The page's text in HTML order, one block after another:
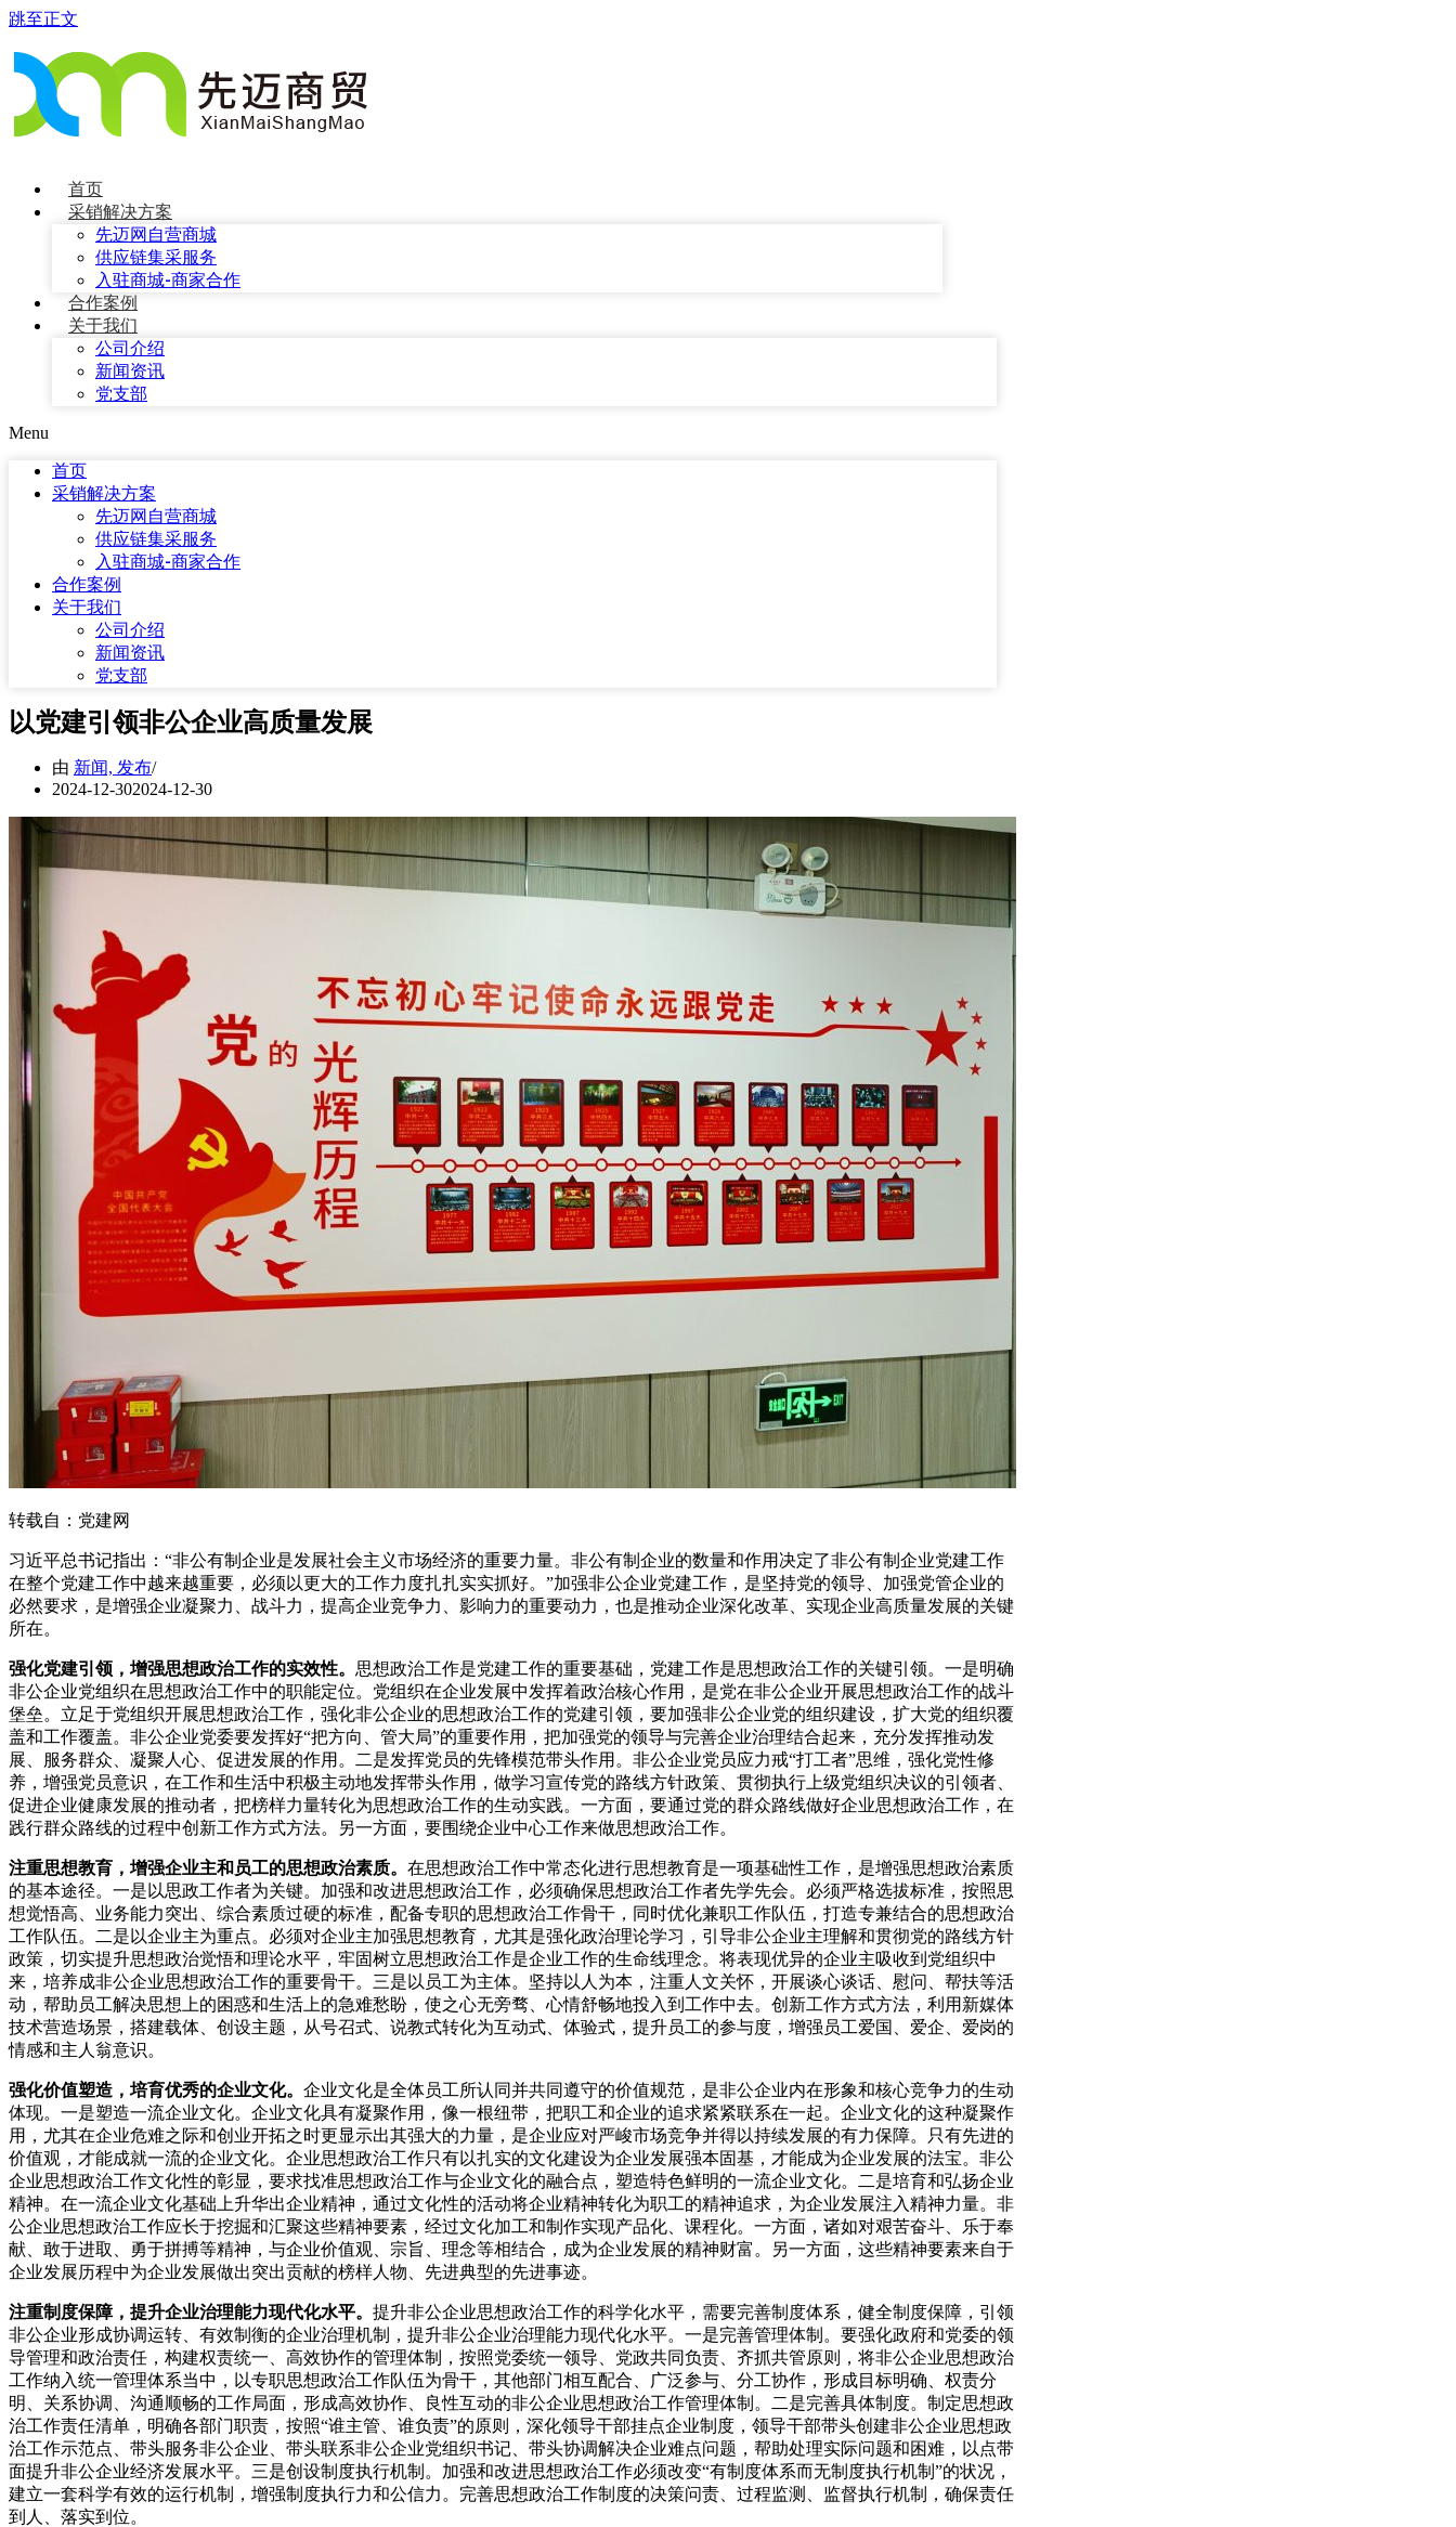
跳至正文
首页
采销解决方案
先迈网自营商城
供应链集采服务
入驻商城-商家合作
合作案例
关于我们
公司介绍
新闻资讯
党支部
Menu
首页
采销解决方案
先迈网自营商城
供应链集采服务
入驻商城-商家合作
合作案例
关于我们
公司介绍
新闻资讯
党支部
以党建引领非公企业高质量发展
由 新闻, 发布
2024-12-302024-12-30
转载自：党建网
习近平总书记指出：“非公有制企业是发展社会主义市场经济的重要力量。非公有制企业的数量和作用决定了非公有制企业党建工作
在整个党建工作中越来越重要，必须以更大的工作力度扎扎实实抓好。”加强非公企业党建工作，是坚持党的领导、加强党管企业的
必然要求，是增强企业凝聚力、战斗力，提高企业竞争力、影响力的重要动力，也是推动企业深化改革、实现企业高质量发展的关键
所在。
强化党建引领，增强思想政治工作的实效性。 思想政治工作是党建工作的重要基础，党建工作是思想政治工作的关键引领。一是明确
非公企业党组织在思想政治工作中的职能定位。党组织在企业发展中发挥着政治核心作用，是党在非公企业开展思想政治工作的战斗
堡垒。立足于党组织开展思想政治工作，强化非公企业的思想政治工作的党建引领，要加强非公企业党的组织建设，扩大党的组织覆
盖和工作覆盖。非公企业党委要发挥好“把方向、管大局”的重要作用，把加强党的领导与完善企业治理结合起来，充分发挥推动发
展、服务群众、凝聚人心、促进发展的作用。二是发挥党员的先锋模范带头作用。非公企业党员应力戒“打工者”思维，强化党性修
养，增强党员意识，在工作和生活中积极主动地发挥带头作用，做学习宣传党的路线方针政策、贯彻执行上级党组织决议的引领者、
促进企业健康发展的推动者，把榜样力量转化为思想政治工作的生动实践。一方面，要通过党的群众路线做好企业思想政治工作，在
践行群众路线的过程中创新工作方式方法。另一方面，要围绕企业中心工作来做思想政治工作。
注重思想教育，增强企业主和员工的思想政治素质。 在思想政治工作中常态化进行思想教育是一项基础性工作，是增强思想政治素质
的基本途径。一是以思政工作者为关键。加强和改进思想政治工作，必须确保思想政治工作者先学先会。必须严格选拔标准，按照思
想觉悟高、业务能力突出、综合素质过硬的标准，配备专职的思想政治工作骨干，同时优化兼职工作队伍，打造专兼结合的思想政治
工作队伍。二是以企业主为重点。必须对企业主加强思想教育，尤其是强化政治理论学习，引导非公企业主理解和贯彻党的路线方针
政策，切实提升思想政治觉悟和理论水平，牢固树立思想政治工作是企业工作的生命线理念。将表现优异的企业主吸收到党组织中
来，培养成非公企业思想政治工作的重要骨干。三是以员工为主体。坚持以人为本，注重人文关怀，开展谈心谈话、慰问、帮扶等活
动，帮助员工解决思想上的困惑和生活上的急难愁盼，使之心无旁骛、心情舒畅地投入到工作中去。创新工作方式方法，利用新媒体
技术营造场景，搭建载体、创设主题，从号召式、说教式转化为互动式、体验式，提升员工的参与度，增强员工爱国、爱企、爱岗的
情感和主人翁意识。
强化价值塑造，培育优秀的企业文化。 企业文化是全体员工所认同并共同遵守的价值规范，是非公企业内在形象和核心竞争力的生动
体现。一是塑造一流企业文化。企业文化具有凝聚作用，像一根纽带，把职工和企业的追求紧紧联系在一起。企业文化的这种凝聚作
用，尤其在企业危难之际和创业开拓之时更显示出其强大的力量，是企业应对严峻市场竞争并得以持续发展的有力保障。只有先进的
价值观，才能成就一流的企业文化。企业思想政治工作只有以扎实的文化建设为企业发展强本固基，才能成为企业发展的法宝。非公
企业思想政治工作文化性的彰显，要求找准思想政治工作与企业文化的融合点，塑造特色鲜明的一流企业文化。二是培育和弘扬企业
精神。在一流企业文化基础上升华出企业精神，通过文化性的活动将企业精神转化为职工的精神追求，为企业发展注入精神力量。非
公企业思想政治工作应长于挖掘和汇聚这些精神要素，经过文化加工和制作实现产品化、课程化。一方面，诸如对艰苦奋斗、乐于奉
献、敢于进取、勇于拼搏等精神，与企业价值观、宗旨、理念等相结合，成为企业发展的精神财富。另一方面，这些精神要素来自于
企业发展历程中为企业发展做出突出贡献的榜样人物、先进典型的先进事迹。
注重制度保障，提升企业治理能力现代化水平。 提升非公企业思想政治工作的科学化水平，需要完善制度体系，健全制度保障，引领
非公企业形成协调运转、有效制衡的企业治理机制，提升非公企业治理能力现代化水平。一是完善管理体制。要强化政府和党委的领
导管理和政治责任，构建权责统一、高效协作的管理体制，按照党委统一领导、党政共同负责、齐抓共管原则，将非公企业思想政治
工作纳入统一管理体系当中，以专职思想政治工作队伍为骨干，其他部门相互配合、广泛参与、分工协作，形成目标明确、权责分
明、关系协调、沟通顺畅的工作局面，形成高效协作、良性互动的非公企业思想政治工作管理体制。二是完善具体制度。制定思想政
治工作责任清单，明确各部门职责，按照“谁主管、谁负责”的原则，深化领导干部挂点企业制度，领导干部带头创建非公企业思想政
治工作示范点、带头服务非公企业、带头联系非公企业党组织书记、带头协调解决企业难点问题，帮助处理实际问题和困难，以点带
面提升非公企业经济发展水平。三是创设制度执行机制。加强和改进思想政治工作必须改变“有制度体系而无制度执行机制”的状况，
建立一套科学有效的运行机制，增强制度执行力和公信力。完善思想政治工作制度的决策问责、过程监测、监督执行机制，确保责任
到人、落实到位。